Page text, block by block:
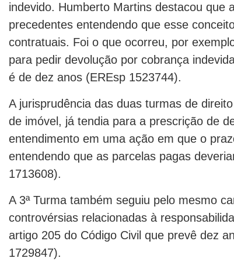
indevido. Humberto Martins destacou que
precedentes entendendo que esse
contratuais. Foi o que ocorreu, por
para pedir devolução por cobrança
é de dez anos (EREsp 1523744).
A jurisprudência das duas turmas de
de imóvel, já tendia para a prescrição de
entendimento em uma ação em que o
entendendo que as parcelas pagas
1713608).
A 3ª Turma também seguiu pelo mesmo
controvérsias relacionadas à
artigo 205 do Código Civil que prevê dez
1729847).